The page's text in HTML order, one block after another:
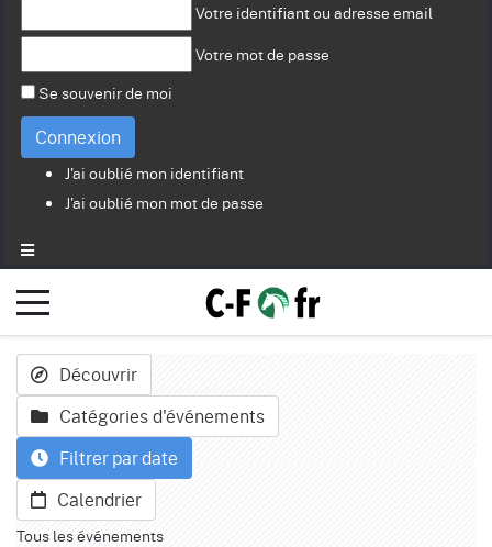
Votre identifiant ou adresse email
Votre mot de passe
Se souvenir de moi
Connexion
J'ai oublié mon identifiant
J'ai oublié mon mot de passe
Découvrir
Catégories d'événements
Filtrer par date
Calendrier
Tous les événements